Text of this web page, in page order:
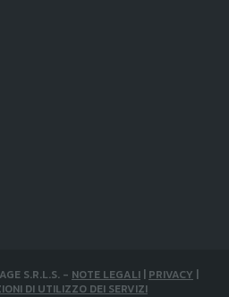
S.R.L.S. - NOTE LEGALI | PRIVACY |
DI UTILIZZO DEI SERVIZI